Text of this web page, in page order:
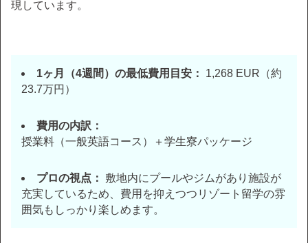
現しています。
1ヶ月（4週間）の最低費用目安： 1,268 EUR（約
23.7万円）
費用の内訳：
授業料（一般英語コース）＋学生寮パッケージ
プロの視点：
敷地内にプールやジムがあり施設が
充実しているため、費用を抑えつつリゾート留学の雰
囲気もしっかり楽しめます。